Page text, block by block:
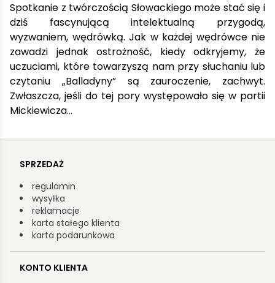
Spotkanie z twórczością Słowackiego może stać się i
dziś fascynującą intelektualną przygodą,
wyzwaniem, wędrówką. Jak w każdej wędrówce nie
zawadzi jednak ostrożność, kiedy odkryjemy, że
uczuciami, które towarzyszą nam przy słuchaniu lub
czytaniu „Balladyny” są zauroczenie, zachwyt.
Zwłaszcza, jeśli do tej pory występowało się w partii
Mickiewicza…
SPRZEDAŻ
regulamin
wysyłka
reklamacje
karta stałego klienta
karta podarunkowa
KONTO KLIENTA